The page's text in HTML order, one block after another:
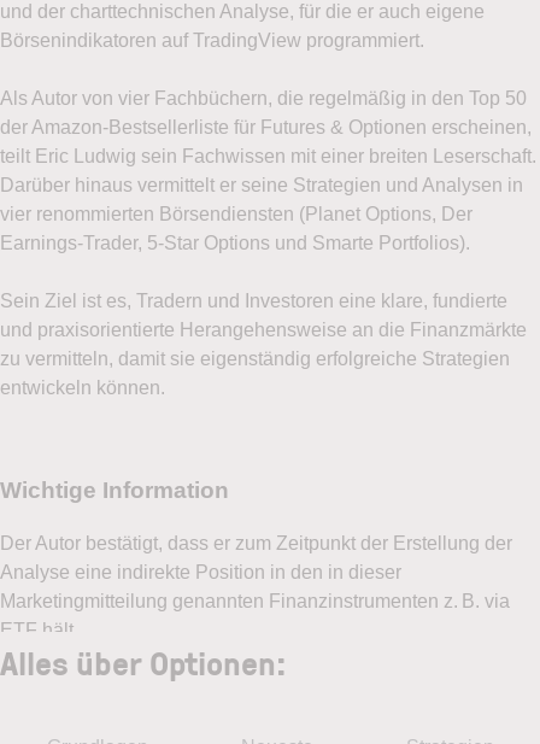
E-Mail-Adresse (erforderlich)
Handelsideen gesucht?
Mail erhalten: Börsentäglich aktuelle Wertpapier- und
Marktanalysen von unseren Börsenexperten. Die
optimale Unterstützung für Ihren Trading-Erfolg.
Handelsideen gesucht?
Ich möchte den Newsletter LYNX Optionsreport
damit die neuesten Tradeideen für Optionen per E-Mail
und der charttechnischen Analyse, für die er auch eigene
Börsenindikatoren auf TradingView programmiert.
Als Autor von vier Fachbüchern, die regelmäßig in den Top 50
der Amazon-Bestsellerliste für Futures & Optionen erscheinen,
teilt Eric Ludwig sein Fachwissen mit einer breiten Leserschaft.
Darüber hinaus vermittelt er seine Strategien und Analysen in
vier renommierten Börsendiensten (Planet Options, Der
Earnings-Trader, 5-Star Options und Smarte Portfolios).
Sein Ziel ist es, Tradern und Investoren eine klare, fundierte
und praxisorientierte Herangehensweise an die Finanzmärkte
zu vermitteln, damit sie eigenständig erfolgreiche Strategien
entwickeln können.
Alles über Optionen: